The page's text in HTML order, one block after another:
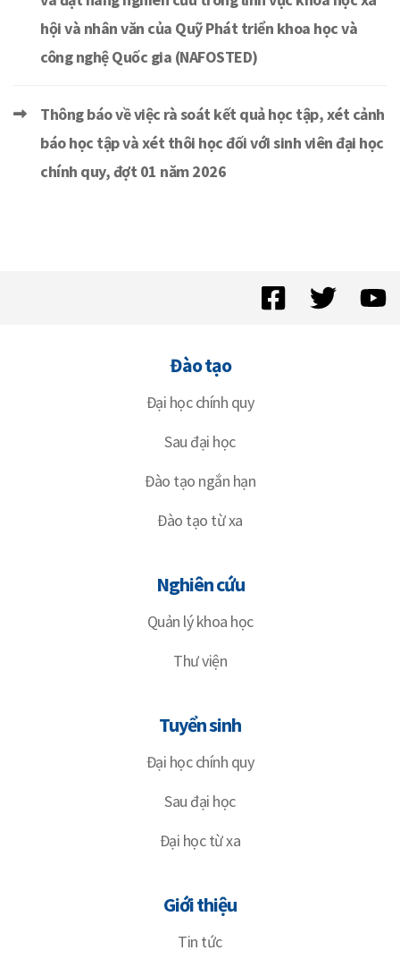
hội và nhân văn của Quỹ Phát triển khoa học và
công nghệ Quốc gia (NAFOSTED)
Thông báo về việc rà soát kết quả học tập, xét cảnh
báo học tập và xét thôi học đối với sinh viên đại học
chính quy, đợt 01 năm 2026
Đào tạo
Đại học chính quy
Sau đại học
Đào tạo ngắn hạn
Đào tạo từ xa
Nghiên cứu
Quản lý khoa học
Thư viện
Tuyển sinh
Đại học chính quy
Sau đại học
Đại học từ xa
Giới thiệu
Tin tức